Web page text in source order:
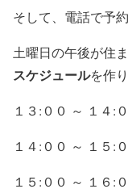
そして、電話で予
土曜日の午後が住
スケジュールを作
１３:００ ～ １４:
１４:００ ～ １５:
１５:００ ～ １６